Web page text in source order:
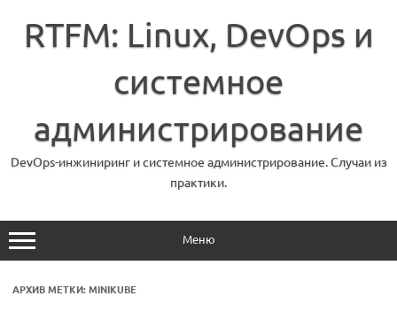
содержимому
RTFM: Linux, DevOps и
системное
администрирование
DevOps-инжиниринг и системное администрирование. Случаи из
практики.
Меню
АРХИВ МЕТКИ:MINIKUBE